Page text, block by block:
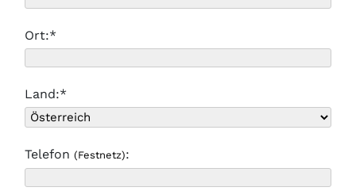
Ort:*
Land:*
Telefon (Festnetz):